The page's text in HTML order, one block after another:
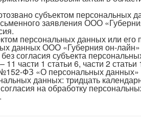
субъектом персональных
заявления ООО
персональных данных или его
данных ООО «Губерния он-
согласия субъекта
11 части 1 статьи 6, части 2 статьи
ФЗ «О персональных данных»
данных: тридцать
на обработку